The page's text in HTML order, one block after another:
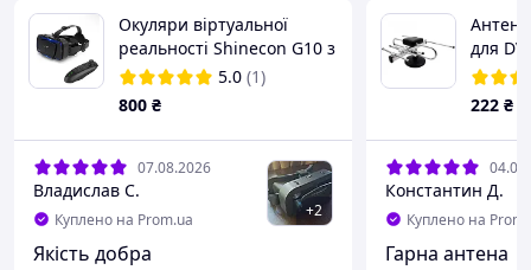
Окуляри віртуальної
реальності Shinecon G10 з
Bluetooth геймпадом VR
Park | VR-окуляри для
Чорні
5.0 (1)
800 ₴
07.08.2026
Владислав С.
Куплено на Prom.ua +2
Якість добра
для
222 ₴
Константин Д.
Куплено на
Гарна антена